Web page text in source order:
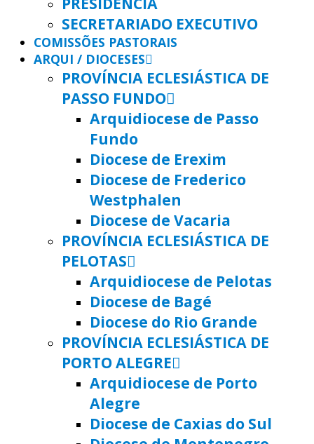
SECRETARIADO EXECUTIVO
COMISSÕES PASTORAIS
ARQUI / DIOCESES
PROVÍNCIA ECLESIÁSTICA DE
PASSO FUNDO
Arquidiocese de Passo
Fundo
Diocese de Erexim
Diocese de Frederico
Westphalen
Diocese de Vacaria
PROVÍNCIA ECLESIÁSTICA DE
PELOTAS
Arquidiocese de Pelotas
Diocese de Bagé
Diocese do Rio Grande
PROVÍNCIA ECLESIÁSTICA DE
PORTO ALEGRE
Arquidiocese de Porto
Alegre
Diocese de Caxias do Sul